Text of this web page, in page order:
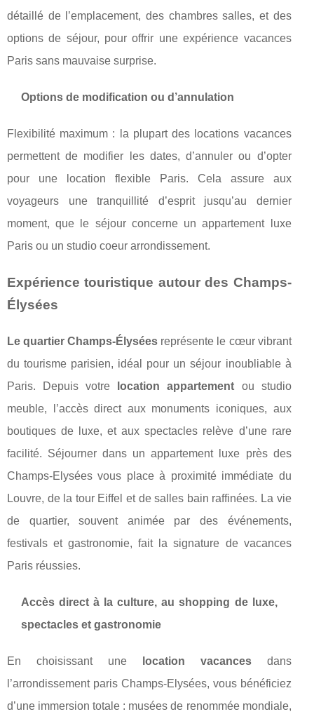
détaillé de l’emplacement, des chambres salles, et des
options de séjour, pour offrir une expérience vacances
Paris sans mauvaise surprise.
Options de modification ou d’annulation
Flexibilité maximum : la plupart des locations vacances
permettent de modifier les dates, d’annuler ou d’opter
pour une location flexible Paris. Cela assure aux
voyageurs une tranquillité d’esprit jusqu’au dernier
moment, que le séjour concerne un appartement luxe
Paris ou un studio coeur arrondissement.
Expérience touristique autour des Champs-
Élysées
Le quartier Champs-Élysées représente le cœur vibrant
du tourisme parisien, idéal pour un séjour inoubliable à
Paris. Depuis votre
location appartement ou studio
meuble, l’accès direct aux monuments iconiques, aux
boutiques de luxe, et aux spectacles relève d’une rare
facilité. Séjourner dans un appartement luxe près des
Champs-Elysées vous place à proximité immédiate du
Louvre, de la tour Eiffel et de salles bain raffinées. La vie
de quartier, souvent animée par des événements,
festivals et gastronomie, fait la signature de vacances
Paris réussies.
Accès direct à la culture, au shopping de luxe,
spectacles et gastronomie
En choisissant une location vacancesdans
l’arrondissement paris Champs-Elysées, vous bénéficiez
d’une immersion totale : musées de renommée mondiale,